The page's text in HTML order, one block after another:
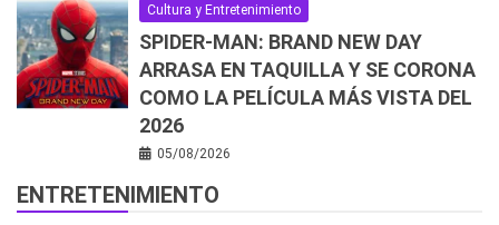
Cultura y Entretenimiento
SPIDER-MAN: BRAND NEW DAY
ARRASA EN TAQUILLA Y SE CORONA
COMO LA PELÍCULA MÁS VISTA DEL
2026
05/08/2026
ENTRETENIMIENTO